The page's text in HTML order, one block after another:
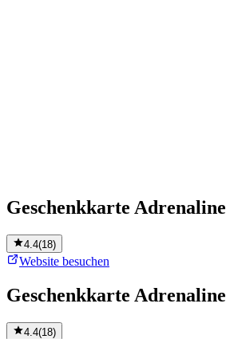
Geschenkkarte Adrenaline
4.4(18)
Website besuchen
Geschenkkarte Adrenaline
4.4(18)